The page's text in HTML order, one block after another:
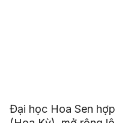
Đại học Hoa Sen